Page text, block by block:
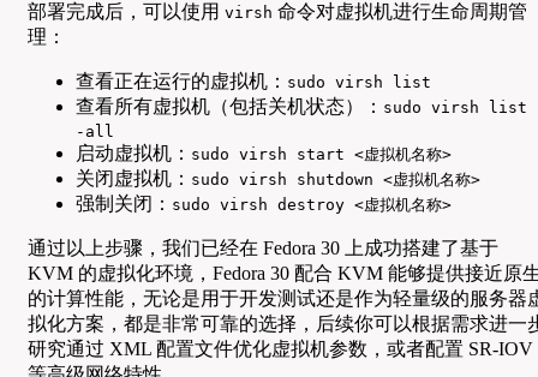
部署完成后，可以使用 virsh 命令对虚拟机进行生命周期管
理：
查看正在运行的虚拟机： sudo virsh list
查看所有虚拟机（包括关机状态）： sudo virsh list
-all
启动虚拟机： sudo virsh start <虚拟机名称>
关闭虚拟机： sudo virsh shutdown <虚拟机名称>
强制关闭： sudo virsh destroy <虚拟机名称>
通过以上步骤，我们已经在 Fedora 30 上成功搭建了基于
KVM 的虚拟化环境，Fedora 30 配合 KVM 能够提供接近原
的计算性能，无论是用于开发测试还是作为轻量级的服务器
拟化方案，都是非常可靠的选择，后续你可以根据需求进一
研究通过 XML 配置文件优化虚拟机参数，或者配置 SR-IOV